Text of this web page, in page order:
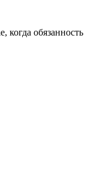
когда обязанность